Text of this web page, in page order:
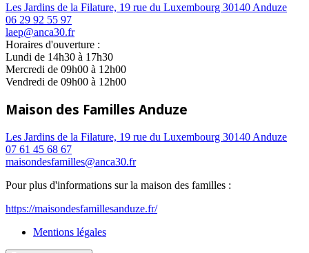
Les Jardins de la Filature, 19 rue du Luxembourg 30140 Anduze
06 29 92 55 97
laep@anca30.fr
Horaires d'ouverture :
Lundi de 14h30 à 17h30
Mercredi de 09h00 à 12h00
Vendredi de 09h00 à 12h00
Maison des Familles Anduze
Les Jardins de la Filature, 19 rue du Luxembourg 30140 Anduze
07 61 45 68 67
maisondesfamilles@anca30.fr
Pour plus d'informations sur la maison des familles :
https://maisondesfamillesanduze.fr/
Mentions légales